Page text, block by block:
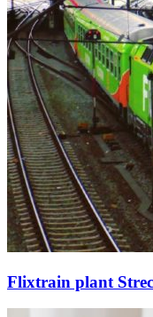
Flixtrain plant